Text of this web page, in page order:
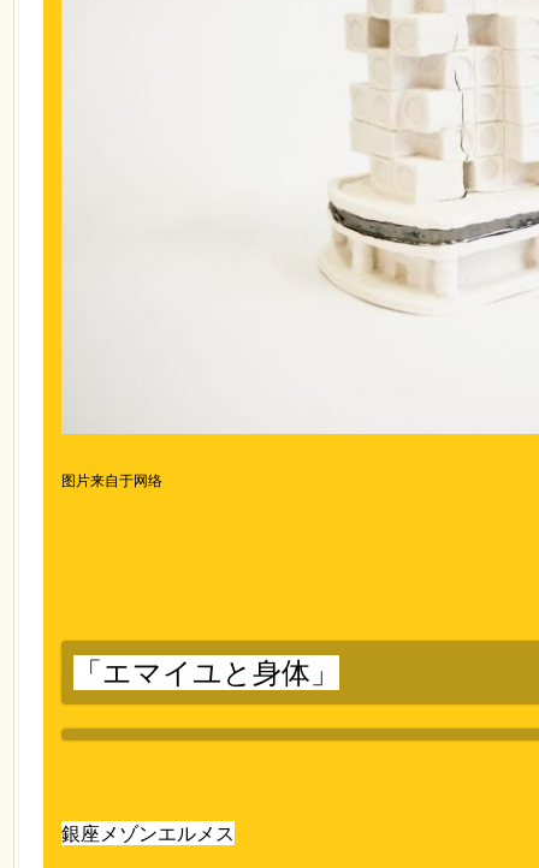
图片来自于网络
「エマイユと身体」
銀座メゾンエルメス